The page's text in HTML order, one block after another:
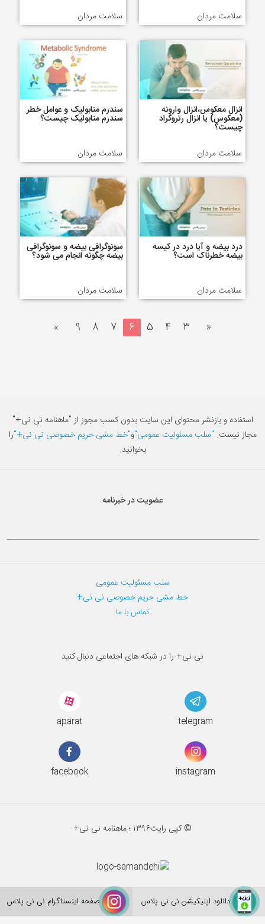
سلامت مردان
سلامت مردان
انزال معکوس،انزال وارونه
(معکوس) یا انزال رتروگراد
چیست؟
سلامت مردان
سندرم متابولیک و عوامل خطر
سندرم متابولیک چیست؟
سلامت مردان
درد بیضه و آیا درد در کیسه
بیضه خطرناک است؟
سلامت مردان
سونوگرافی بیضه و سونوگرافی
بیضه چگونه انجام می شود؟
سلامت مردان
«
3
4
5
6
7
8
9
»
استفاده و بازنشر محتوای این سایت بدون کسب مجوز از "ماهنامه نی نی+"
مجاز نیست. "سلب مسئولیت عمومی"و"خط مشی حریم خصوصی نی نی+"را
بخوانید.
عضویت در خبرنامه
سلب مسئولیت عمومی
خط مشی حریم خصوصی نی نی+
تماس با ما
نی نی+ را در شبکه های اجتماعی دنبال کنید
aparat telegram
facebook instagram
© کپی رایت۱۳۹۶ ؛ ماهنامه نی نی+
دانلود اپلیکیشن نی نی پلاس صفحه اینستاگرام نی نی پلاس